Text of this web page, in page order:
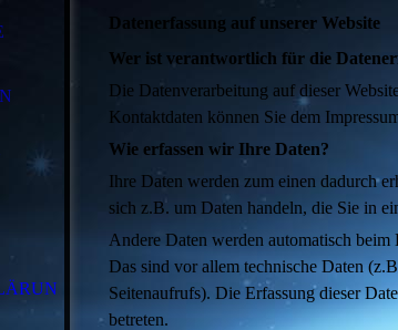
Datenerfassung auf unserer Website
Wer ist verantwortlich für die
Die Datenverarbeitung auf dieser
Kontaktdaten können Sie dem
Wie erfassen wir Ihre Daten?
Ihre Daten werden zum einen dadurch
sich z.B. um Daten handeln, die Sie in
Andere Daten werden automatisch beim
Das sind vor allem technische Daten
Seitenaufrufs). Die Erfassung dieser
betreten.